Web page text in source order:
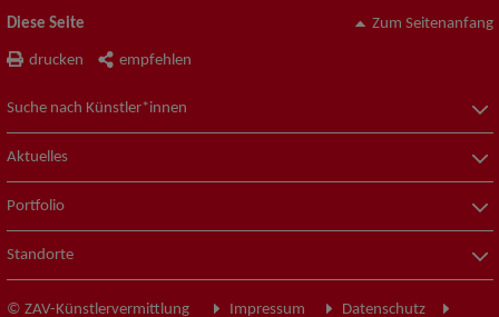
Diese Seite
drucken empfehlen
Zum Seitenanfang
Suche nach Künstler*innen
Aktuelles
Portfolio
Standorte
© ZAV-Künstlervermittlung Impressum Datenschutz